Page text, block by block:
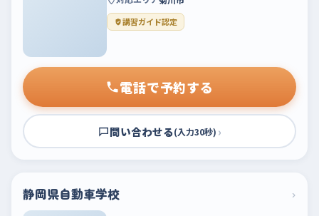
講習ガイド認定
電話で予約する
問い合わせる(入力30秒) ›
静岡県自動車学校 ›